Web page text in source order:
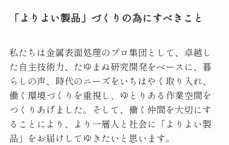
「よりよい製品」づくりの為にすべきこと
私たちは金属表面処理のプロ集団として、卓越し
た自主技術力、たゆまぬ研究開発をベースに、暮
らしの声、時代のニーズをいちはやく取り入れ、
働く環境づくりを重視し、ゆとりある作業空間を
つくりあげました。そして、働く仲間を大切にす
ることにより、より一層人と社会に「よりよい製
品」をお届けしてゆきたいと思います。